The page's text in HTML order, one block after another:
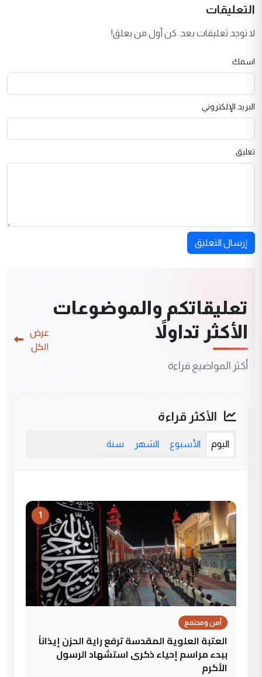
التعليقات
لا توجد تعليقات بعد. كن أول من يعلق!
اسمك
البريد الإلكتروني
تعليق
إرسال التعليق
تعليقاتكم والموضوعات
الأكثر تداولاً
أكثر المواضيع قراءة
عرض
الكل
الأكثر قراءة
اليوم الأسبوع الشهر سنة
1
أمن ومجتمع
العتبة العلوية المقدسة ترفع راية الحزن إيذاناً
ببدء مراسم إحياء ذكرى استشهاد الرسول
الأكرم